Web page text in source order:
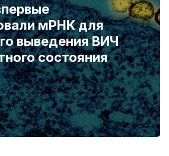
мРНК для
выведения ВИЧ
состояния